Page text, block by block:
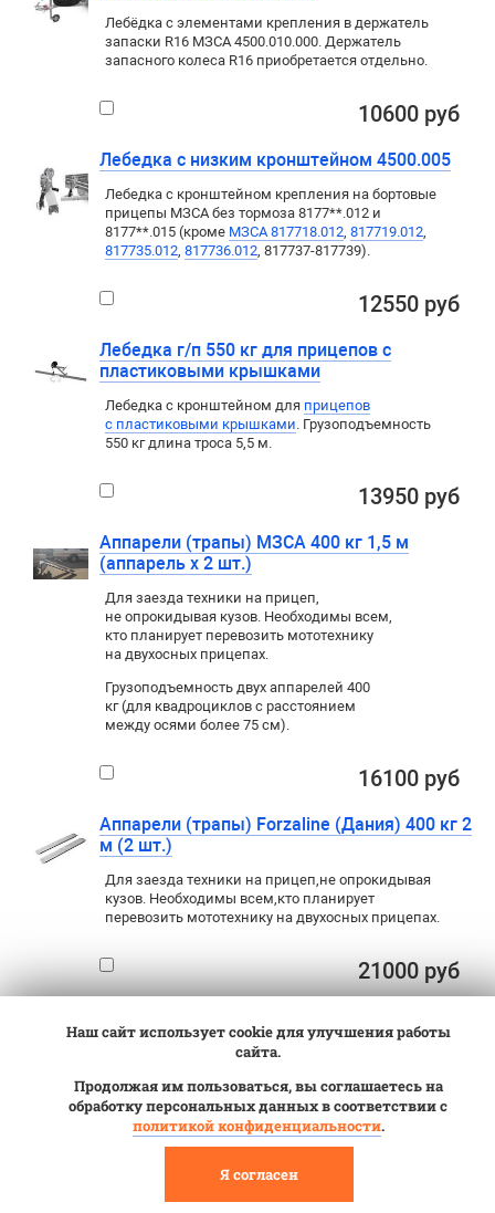
Лебёдка с элементами крепления в держатель
запаски R16 МЗСА 4500.010.000. Держатель
запасного колеса R16 приобретается отдельно.
10600 руб
Лебедка с низким кронштейном 4500.005
Лебедка с кронштейном крепления на бортовые
прицепы МЗСА без тормоза 8177**.012 и
8177**.015 (кроме МЗСА 817718.012, 817719.012,
817735.012, 817736.012, 817737-817739).
12550 руб
Лебедка г/п 550 кг для прицепов с
пластиковыми крышками
Лебедка c кронштейном для прицепов
с пластиковыми крышками. Грузоподъемность
550 кг длина троса 5,5 м.
13950 руб
Аппарели (трапы) МЗСА 400 кг 1,5 м
(аппарель х 2 шт.)
Для заезда техники на прицеп,
не опрокидывая кузов. Необходимы всем,
кто планирует перевозить мототехнику
на двухосных прицепах.
Грузоподъемность двух аппарелей 400
кг (для квадроциклов с расстоянием
между осями более 75 см).
16100 руб
Аппарели (трапы) Forzaline (Дания) 400 кг 2
м (2 шт.)
Для заезда техники на прицеп,не опрокидывая
кузов. Необходимы всем,кто планирует
перевозить мототехнику на двухосных прицепах.
21000 руб
(аппарель х 2 шт.)
кузов. Необходимы всем,кто планирует
перевозить мототехнику на двухосных прицепах.
Грузоподъемность двух аппарелей 400 кг
Наш сайт использует cookie для улучшения работы
сайта.
Продолжая им пользоваться, вы соглашаетесь на
обработку персональных данных в соответствии с
политикой конфиденциальности.
Я согласен